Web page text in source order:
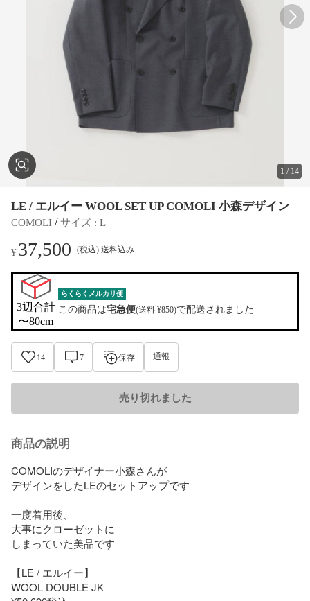
1 / 14
LE / エルイー WOOL SET UP COMOLI 小森デザイン
COMOLI / サイズ : L
¥37,500 (税込) 送料込み
3辺合計
〜80cm
らくらくメルカリ便
この商品は宅急便(送料 ¥850)で配送されました
14 7 保存 通報
売り切れました
商品の説明
COMOLIのデザイナー小森さんが
デザインをしたLEのセットアップです
一度着用後、
大事にクローゼットに
しまっていた美品です
【LE / エルイー】
WOOL DOUBLE JK